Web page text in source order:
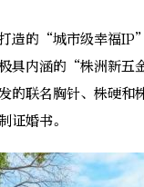
的“城市级幸福IP”
具内涵的“株洲新
的联名胸针、株硬和
证婚书。